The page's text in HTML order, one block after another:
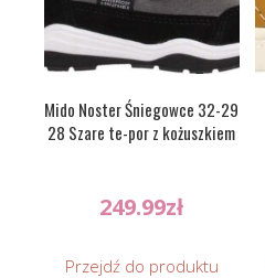
Mido Noster Śniegowce 32-29
28 Szare te-por z kożuszkiem
249.99zł
Przejdź do produktu